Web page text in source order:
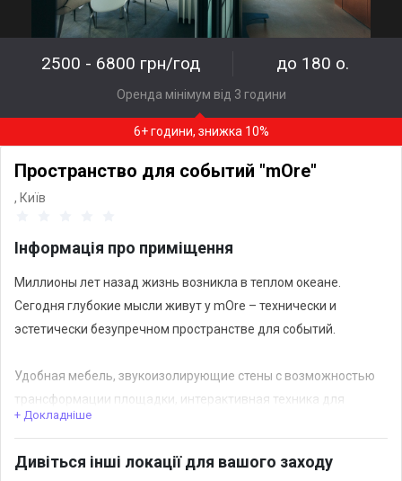
2500 - 6800 грн/год до 180 о.
Оренда мінімум від 3 години
6+ години, знижка 10%
Пространство для событий "mOre"
, Київ
Інформація про приміщення
Миллионы лет назад жизнь возникла в теплом океане.
Сегодня глубокие мысли живут у mOre – технически и
эстетически безупречном пространстве для событий.
Удобная мебель, звукоизолирующие стены с возможностью
трансформации площадки, интерактивная техника для
презентаций и видеотрансляций, наборы для модерации и
охрана и техническая поддержка, кейтеринг и
+ Докладніше
Дивіться інші локації для вашого заходу